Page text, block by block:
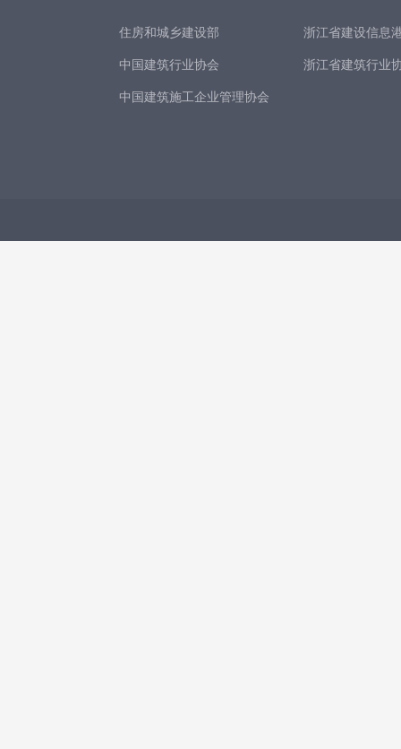
住房和城乡建设部
中国建筑行业协会
中国建筑施工企业管理协会
浙江省建设信息
浙江省建筑行业